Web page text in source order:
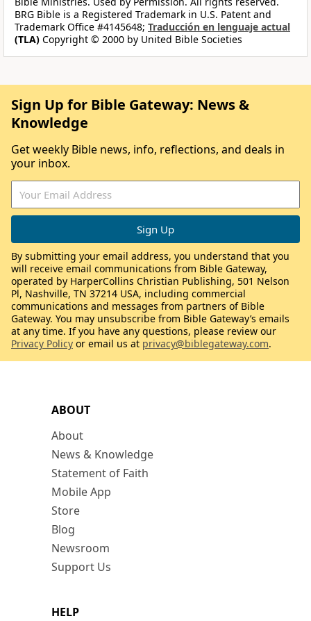
BRG Bible is a Registered Trademark in U.S. Patent and
Trademark Office #4145648; Traducción en lenguaje actual
(TLA) Copyright © 2000 by United Bible Societies
ABOUT
About
News & Knowledge
Statement of Faith
Mobile App
Store
Blog
Newsroom
Support Us
HELP
Sign Up for Bible Gateway: News &
Knowledge
Get weekly Bible news, info, reflections, and deals in
your inbox.
By submitting your email address, you understand that you
will receive email communications from Bible Gateway,
operated by HarperCollins Christian Publishing, 501 Nelson
Pl, Nashville, TN 37214 USA, including commercial
communications and messages from partners of Bible
Gateway. You may unsubscribe from Bible Gateway’s emails
at any time. If you have any questions, please review our
Privacy Policy or email us at privacy@biblegateway.com.